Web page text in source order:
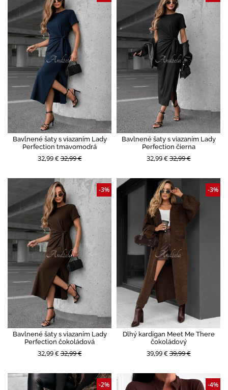
Bavlnené šaty s viazaním Lady
Perfection tmavomodrá
32,99 €32,99 €
Bavlnené šaty s viazaním Lady
Perfection čierna
32,99 €32,99 €
Bavlnené šaty s viazaním Lady
Perfection čokoládová
32,99 €32,99 €
-3%
Dlhý kardigan Meet Me There
čokoládový
39,99 €39,99 €
-3%
-2% -4%